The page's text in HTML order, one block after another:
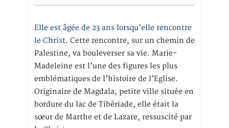
Elle est âgée de 23 ans lorsqu’elle rencontre
le Christ. Cette rencontre, sur un chemin de
Palestine, va bouleverser sa vie. Marie-
Madeleine est l’une des figures les plus
emblématiques de l’histoire de l’Eglise.
Originaire de Magdala, petite ville située en
bordure du lac de Tibériade, elle était la
sœur de Marthe et de Lazare, ressuscité par